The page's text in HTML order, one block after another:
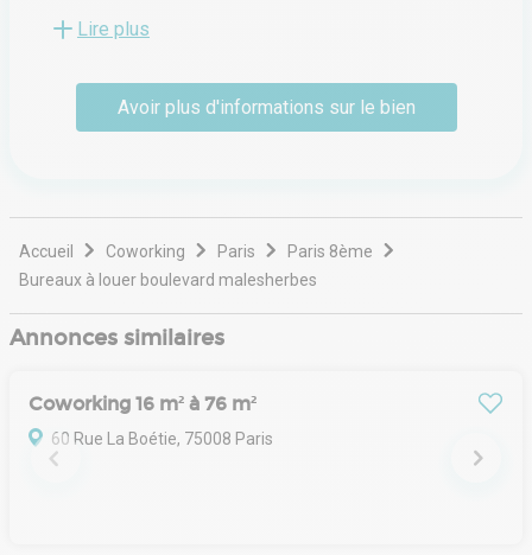
allant de la transaction locative et vente à l’expertise, la
stratégie d’implantation. Ses équipes multidisciplinaires
interviennent auprès d’entreprises de toutes tailles pour
optimiser la performance immobilière et créer de la
d’apporter des solutions sur mesure.
Lire plus
Avoir plus d'informations sur le bien
Accueil Coworking Paris
Paris 8ème
Bureaux à louer boulevard malesherbes
Annonces similaires
Coworking 16 m² à 76 m²
60 Rue La Boétie, 75008 Paris